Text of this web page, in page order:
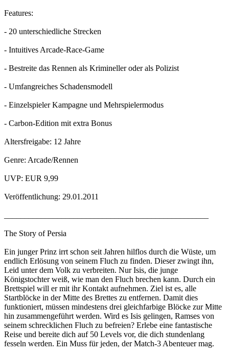
Features:
- 20 unterschiedliche Strecken
- Intuitives Arcade-Race-Game
- Bestreite das Rennen als Krimineller oder als Polizist
- Umfangreiches Schadensmodell
- Einzelspieler Kampagne und Mehrspielermodus
- Carbon-Edition mit extra Bonus
Altersfreigabe: 12 Jahre
Genre: Arcade/Rennen
UVP: EUR 9,99
Veröffentlichung: 29.01.2011
The Story of Persia
Ein junger Prinz irrt schon seit Jahren hilflos durch die Wüste, um
endlich Erlösung von seinem Fluch zu finden. Dieser zwingt ihn,
Leid unter dem Volk zu verbreiten. Nur Isis, die junge
Königstochter weiß, wie man den Fluch brechen kann. Durch ein
Brettspiel will er mit ihr Kontakt aufnehmen. Ziel ist es, alle
Startblöcke in der Mitte des Brettes zu entfernen. Damit dies
funktioniert, müssen mindestens drei gleichfarbige Blöcke zur Mitte
hin zusammengeführt werden. Wird es Isis gelingen, Ramses von
seinem schrecklichen Fluch zu befreien? Erlebe eine fantastische
Reise und bereite dich auf 50 Levels vor, die dich stundenlang
fesseln werden. Ein Muss für jeden, der Match-3 Abenteuer mag.